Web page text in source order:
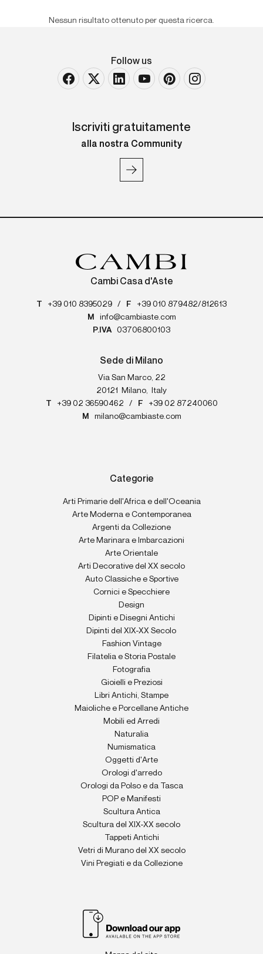
Nessun risultato ottenuto per questa ricerca.
Follow us
Iscriviti gratuitamente
alla nostra Community
Cambi Casa d'Aste
T +39 010 8395029 / F
+39 010 879482/812613
M
info@cambiaste.com
P.IVA
03706800103
Sede di Milano
Via San Marco, 22
20121
Milano,
Italy
T
+39 02 36590462 / F
+39 02 87240060
M
milano@cambiaste.com
Categorie
Arti Primarie dell'Africa e dell'Oceania
Arte Moderna e Contemporanea
Argenti da Collezione
Arte Marinara e Imbarcazioni
Arte Orientale
Arti Decorative del XX secolo
Auto Classiche e Sportive
Cornici e Specchiere
Design
Dipinti e Disegni Antichi
Dipinti del XIX-XX Secolo
Fashion Vintage
Filatelia e Storia Postale
Fotografia
Gioielli e Preziosi
Libri Antichi, Stampe
Maioliche e Porcellane Antiche
Mobili ed Arredi
Naturalia
Numismatica
Oggetti d'Arte
Orologi d'arredo
Orologi da Polso e da Tasca
POP e Manifesti
Scultura Antica
Scultura del XIX-XX secolo
Tappeti Antichi
Vetri di Murano del XX secolo
Vini Pregiati e da Collezione